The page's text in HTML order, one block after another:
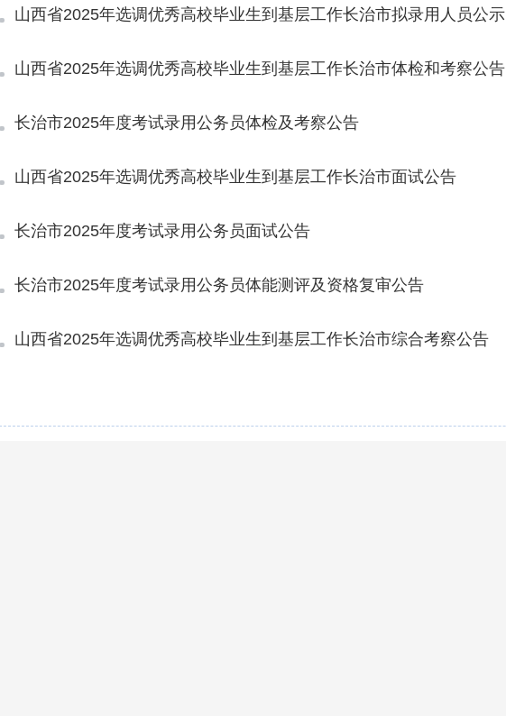
山西省2025年选调优秀高校毕业生到基层工作长治市拟录用人员公示
山西省2025年选调优秀高校毕业生到基层工作长治市体检和考察公告
长治市2025年度考试录用公务员体检及考察公告
山西省2025年选调优秀高校毕业生到基层工作长治市面试公告
长治市2025年度考试录用公务员面试公告
长治市2025年度考试录用公务员体能测评及资格复审公告
山西省2025年选调优秀高校毕业生到基层工作长治市综合考察公告